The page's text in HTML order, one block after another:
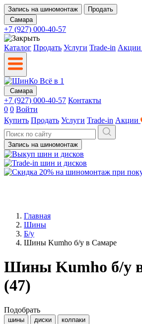
Запись на шиномонтаж
Продать
Самара
+7 (927) 000-40-57
Каталог Продать Услуги Trade-in Акции
Самара
+7 (927) 000-40-57 Контакты
0 0 Войти
Купить Продать Услуги Trade-in Акции
Запись на шиномонтаж
Главная
Шины
Б/у
Шины Kumho б/у в Самаре
Шины Kumho б/у
(47)
Подобрать
шины диски колпаки